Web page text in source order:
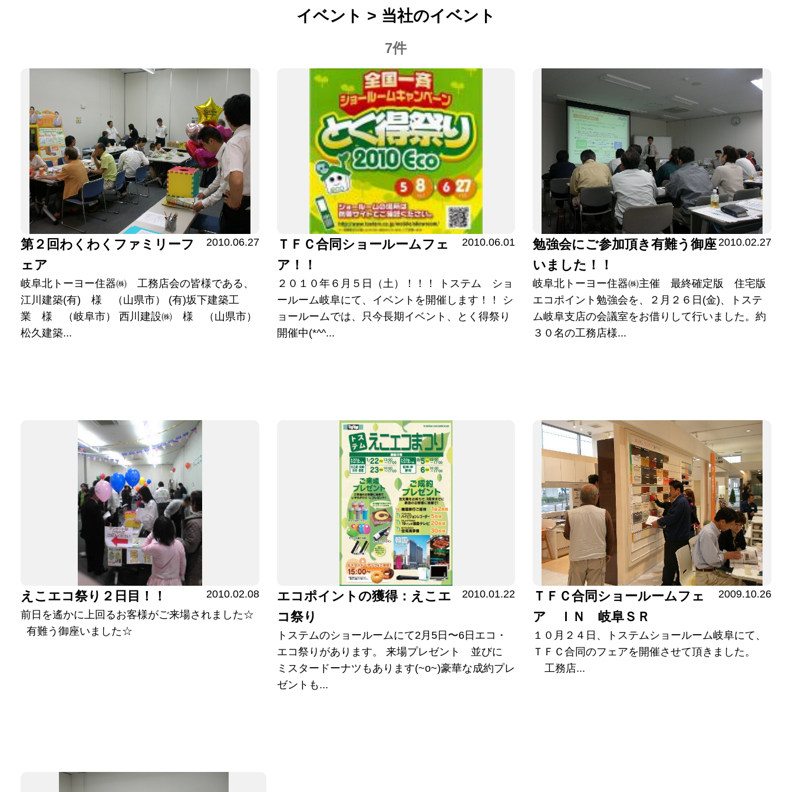
イベント > 当社のイベント
7件
第２回わくわくファミリーフ
ェア
2010.06.27
岐阜北トーヨー住器㈱ 工務店会の皆様である、
江川建築(有) 様 （山県市） (有)坂下建築工
業 様 （岐阜市） 西川建設㈱ 様 （山県市）
松久建築...
ＴＦＣ合同ショールームフェ
ア！！
2010.06.01
２０１０年６月５日（土）！！！ トステム ショ
ールーム岐阜にて、イベントを開催します！！ シ
ョールームでは、只今長期イベント、とく得祭り
開催中(*^^...
勉強会にご参加頂き有難う御座
いました！！
2010.02.27
岐阜北トーヨー住器㈱主催 最終確定版 住宅版
エコポイント勉強会を、２月２６日(金)、トステ
ム岐阜支店の会議室をお借りして行いました。約
３０名の工務店様...
えこエコ祭り２日目！！
2010.02.08
前日を遙かに上回るお客様がご来場されました☆
有難う御座いました☆
エコポイントの獲得：えこエ
コ祭り
2010.01.22
トステムのショールームにて2月5日〜6日エコ・
エコ祭りがあります。 来場プレゼント 並びに
ミスタードーナツもあります(~o~)豪華な成約プレ
ゼントも...
ＴＦＣ合同ショールームフェ
ア ＩＮ 岐阜ＳＲ
2009.10.26
１０月２４日、トステムショールーム岐阜にて、
ＴＦＣ合同のフェアを開催させて頂きました。
工務店...